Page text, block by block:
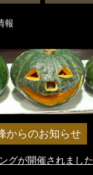
報
からのお知らせ
グが開催されました